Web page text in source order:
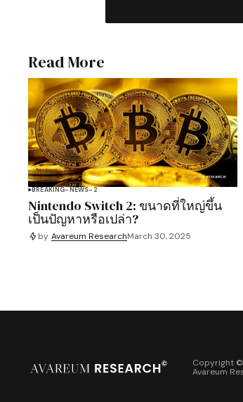
Read More
BREAKING-NEWS-2
Nintendo Switch 2: ขนาดที่ใหญ่ขึ้น
เป็นปัญหาหรือเปล่า?
by Avareum ResearchMarch 30, 2025
Copyright ©
Avareum